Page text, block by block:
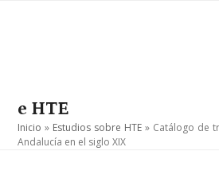
e HTE
Inicio » Estudios sobre HTE » Catálogo de
Andalucía en el siglo XIX